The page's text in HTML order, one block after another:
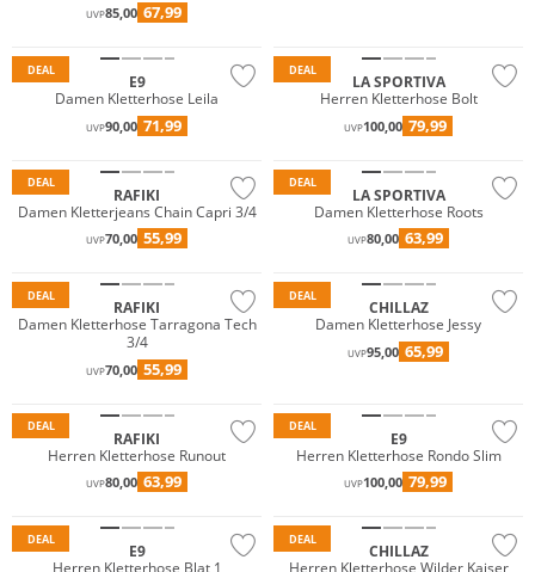
UVP85,00 67,99
DEAL
E9
Damen Kletterhose Leila
UVP90,00 71,99
DEAL
LA SPORTIVA
Herren Kletterhose Bolt
UVP100,00 79,99
DEAL
RAFIKI
Damen Kletterjeans Chain Capri 3/4
UVP70,00 55,99
DEAL
LA SPORTIVA
Damen Kletterhose Roots
UVP80,00 63,99
DEAL
RAFIKI
Damen Kletterhose Tarragona Tech
3/4
UVP70,00 55,99
DEAL
CHILLAZ
Damen Kletterhose Jessy
UVP95,00 65,99
DEAL
RAFIKI
Herren Kletterhose Runout
UVP80,00 63,99
DEAL
E9
Herren Kletterhose Rondo Slim
UVP100,00 79,99
DEAL
E9
Herren Kletterhose Blat 1
DEAL
CHILLAZ
Herren Kletterhose Wilder Kaiser